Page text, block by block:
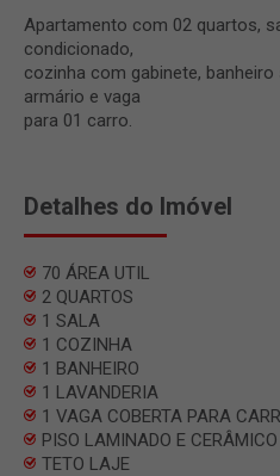
Apartamento com 02 quartos,
condicionado,
cozinha com gabinete,
armário e vaga
para 01 carro.
Detalhes do Imóvel
70 ÁREA UTIL
2 QUARTOS
1 SALA
1 COZINHA
1 BANHEIRO
1 LAVANDERIA
1 VAGA COBERTA PARA
PISO LAMINADO E CERÂMICO
TETO LAJE